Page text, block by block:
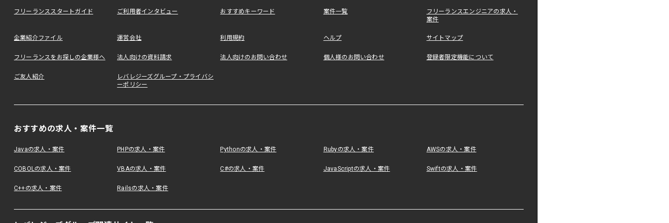
フリーランススタートガイド ご利用者インタビュー おすすめキーワード 案件一覧
フリーランスエンジニアの求人・
案件
企業紹介ファイル 運営会社 利用規約 ヘルプ サイトマップ
フリーランスをお探しの企業様へ 法人向けの資料請求 法人向けのお問い合わせ 個人様のお問い合わせ 登録者限定機能について
ご友人紹介
レバレジーズグループ・プライバシ
ーポリシー
おすすめの求人・案件一覧
Javaの求人・案件 PHPの求人・案件 Pythonの求人・案件 Rubyの求人・案件 AWSの求人・案件
COBOLの求人・案件 VBAの求人・案件 C#の求人・案件 JavaScriptの求人・案件 Swiftの求人・案件
C++の求人・案件 Railsの求人・案件